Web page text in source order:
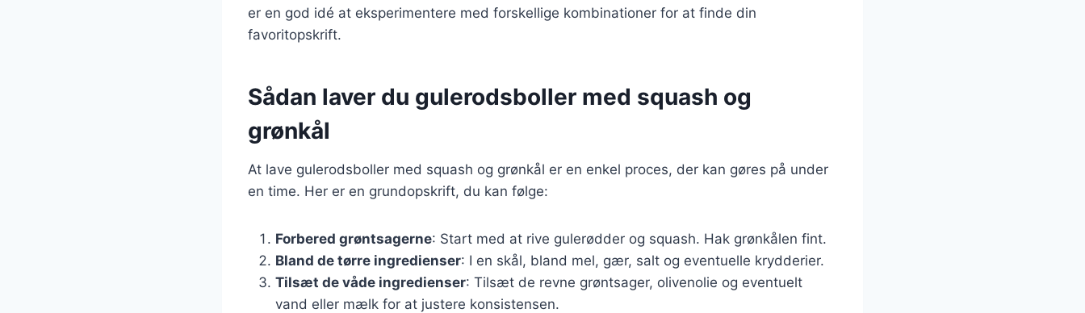
er en god idé at eksperimentere med forskellige kombinationer for at finde din
favoritopskrift.
Sådan laver du gulerodsboller med squash og
grønkål
At lave gulerodsboller med squash og grønkål er en enkel proces, der kan gøres på under
en time. Her er en grundopskrift, du kan følge:
Forbered grøntsagerne: Start med at rive gulerødder og squash. Hak grønkålen fint.
Bland de tørre ingredienser: I en skål, bland mel, gær, salt og eventuelle krydderier.
Tilsæt de våde ingredienser: Tilsæt de revne grøntsager, olivenolie og eventuelt
vand eller mælk for at justere konsistensen.